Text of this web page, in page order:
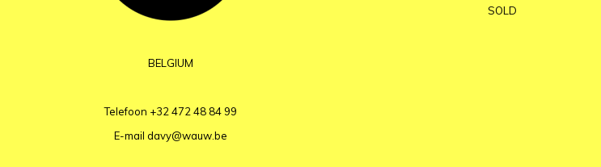
BELGIUM
Telefoon +32 472 48 84 99
E-mail davy@wauw.be
SOLD